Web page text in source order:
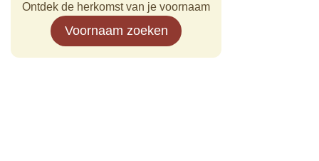
Ontdek de herkomst van je voornaam
Voornaam zoeken